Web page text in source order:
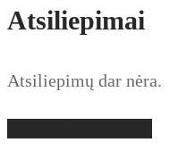
Atsiliepimai
Atsiliepimų dar nėra.